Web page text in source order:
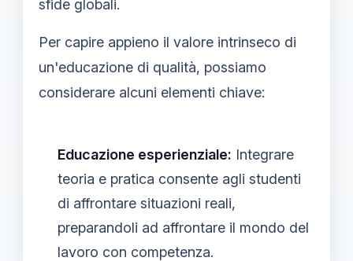
sfide globali.
Per capire appieno il valore intrinseco di
un'educazione di qualità, possiamo
considerare alcuni elementi chiave:
Educazione esperienziale: Integrare
teoria e pratica consente agli studenti
di affrontare situazioni reali,
preparandoli ad affrontare il mondo del
lavoro con competenza.